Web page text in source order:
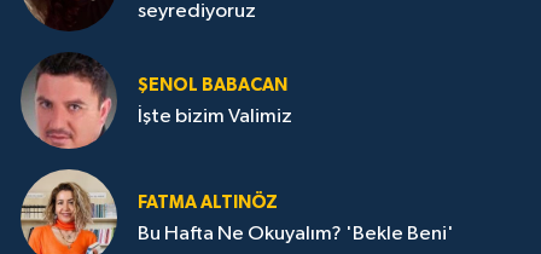
seyrediyoruz
ŞENOL BABACAN
İşte bizim Valimiz
FATMA ALTINÖZ
Bu Hafta Ne Okuyalım? 'Bekle Beni'